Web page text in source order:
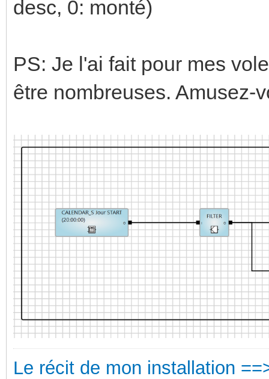
desc, 0: monté)
PS: Je l'ai fait pour mes
être nombreuses. Amusez-
Le récit de mon installation